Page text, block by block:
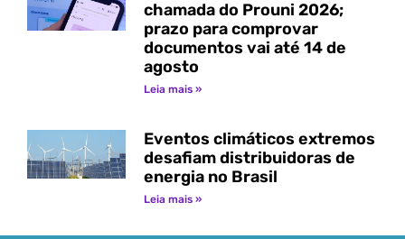
chamada do Prouni 2026;
prazo para comprovar
documentos vai até 14 de
agosto
Leia mais »
Eventos climáticos extremos
desafiam distribuidoras de
energia no Brasil
Leia mais »